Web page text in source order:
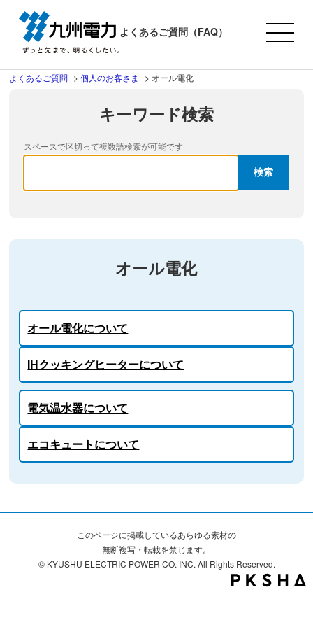
よくあるご質問（FAQ）
よくあるご質問 >個人のお客さま > オール電化
キーワード検索
スペースで区切って複数語検索が可能です
オール電化
オール電化について
IHクッキングヒーターについて
電気温水器について
エコキュートについて
このページに掲載しているあらゆる素材の
無断複写・転載を禁じます。
© KYUSHU ELECTRIC POWER CO. INC. All Rights Reserved.